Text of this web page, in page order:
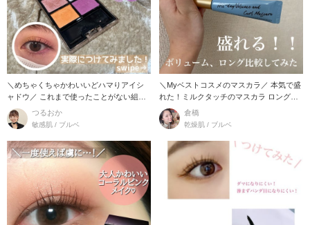
＼めちゃくちゃかわいいどハマりアイシ
ャドウ／ これまで使ったことがない組み
合わせだっ
つるおか
敏感肌 / ブルベ
＼Myベストコスメのマスカラ／ 本気で盛
れた！ミルクタッチのマスカラ ロング、
ボリューム比
倉橋
乾燥肌 / ブルベ